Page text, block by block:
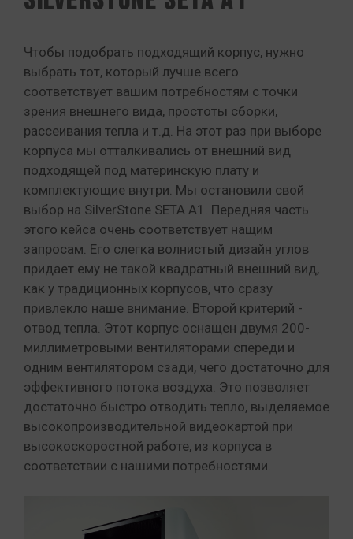
Чтобы подобрать подходящий корпус, нужно
выбрать тот, который лучше всего
соответствует вашим потребностям с точки
зрения внешнего вида, простоты сборки,
рассеивания тепла и т.д. На этот раз при выборе
корпуса мы отталкивались от внешний вид
подходящей под материнскую плату и
комплектующие внутри. Мы остановили свой
выбор на SilverStone SETA A1. Передняя часть
этого кейса очень соответствует нащим
запросам. Его слегка волнистый дизайн углов
придает ему не такой квадратный внешний вид,
как у традиционных корпусов, что сразу
привлекло наше внимание. Второй критерий -
отвод тепла. Этот корпус оснащен двумя 200-
миллиметровыми вентиляторами спереди и
одним вентилятором сзади, чего достаточно для
эффективного потока воздуха. Это позволяет
достаточно быстро отводить тепло, выделяемое
высокопроизводительной видеокартой при
высокоскоростной работе, из корпуса в
соответствии с нашими потребностями.